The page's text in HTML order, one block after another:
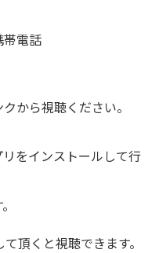
電話
から視聴ください。
をインストールして行
頂くと視聴できます。